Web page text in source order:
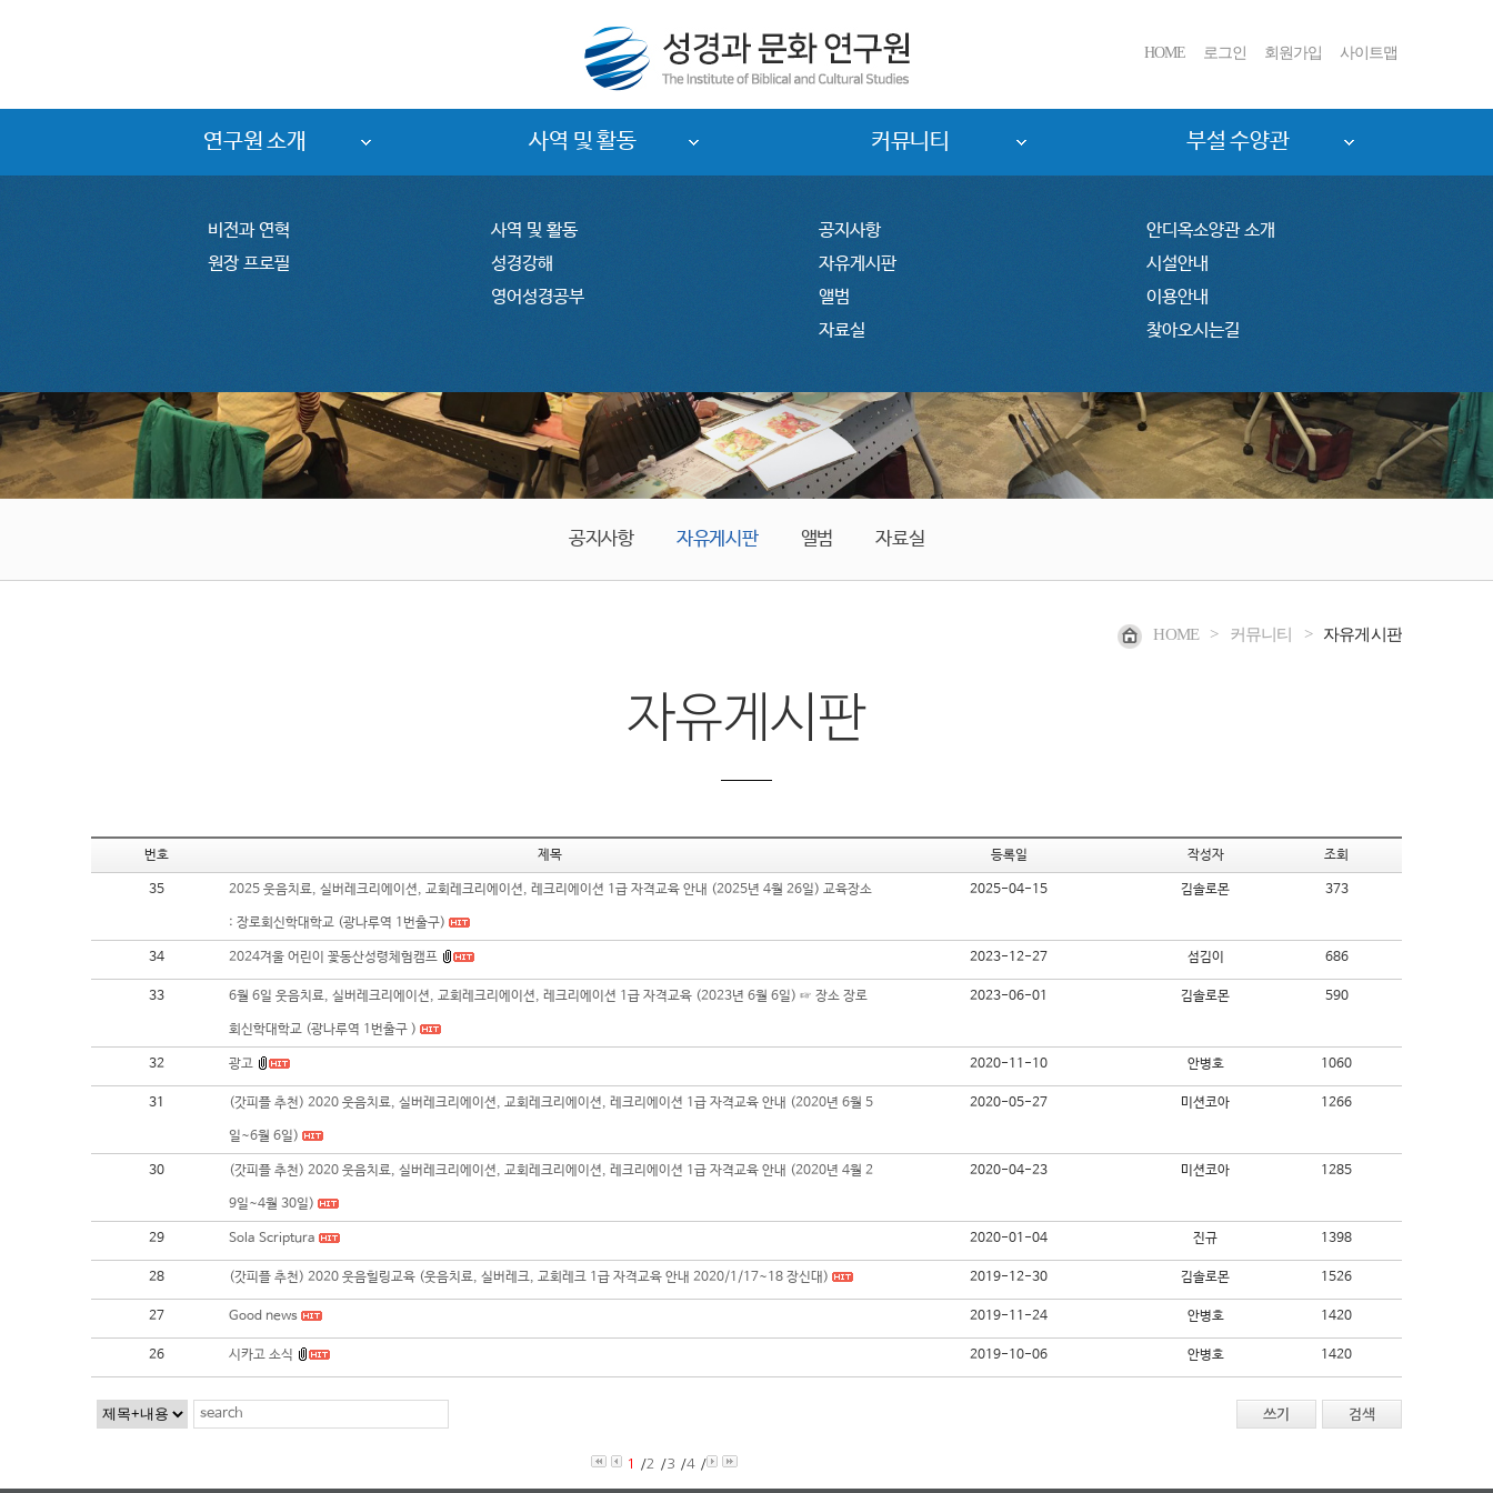
HOME 로그인 회원가입 사이트맵
연구원 소개 사역 및 활동 커뮤니티 부설 수양관
비전과 연혁
원장 프로필
사역 및 활동
성경강해
영어성경공부
공지사항
자유게시판
앨범
자료실
안디옥소양관 소개
시설안내
이용안내
찾아오시는길
공지사항 자유게시판 앨범 자료실
HOME > 커뮤니티 > 자유게시판
자유게시판
번호 제목 등록일 작성자 조회
35 2025 웃음치료, 실버레크리에이션, 교회레크리에이션, 레크리에이션 1급 자격교육 안내 (2025년 4월 26일) 교육장소
: 장로회신학대학교 (광나루역 1번출구)
2025-04-15 김솔로몬 373
34 2024겨울 어린이 꽃동산성령체험캠프 2023-12-27 섬김이 686
33 6월 6일 웃음치료, 실버레크리에이션, 교회레크리에이션, 레크리에이션 1급 자격교육 (2023년 6월 6일) ☞ 장소 장로
회신학대학교 (광나루역 1번출구 )
2023-06-01 김솔로몬 590
32 광고 2020-11-10 안병호 1060
31 (갓피플 추천) 2020 웃음치료, 실버레크리에이션, 교회레크리에이션, 레크리에이션 1급 자격교육 안내 (2020년 6월 5
일~6월 6일)
2020-05-27 미션코아 1266
30 (갓피플 추천) 2020 웃음치료, 실버레크리에이션, 교회레크리에이션, 레크리에이션 1급 자격교육 안내 (2020년 4월 2
9일~4월 30일)
2020-04-23 미션코아 1285
29 Sola Scriptura 2020-01-04 진규 1398
28 (갓피플 추천) 2020 웃음힐링교육 (웃음치료, 실버레크, 교회레크 1급 자격교육 안내 2020/1/17~18 장신대) 2019-12-30 김솔로몬 1526
27 Good news 2019-11-24 안병호 1420
26 시카고 소식 2019-10-06 안병호 1420
검색
쓰기
1 /2 /3 /4 /